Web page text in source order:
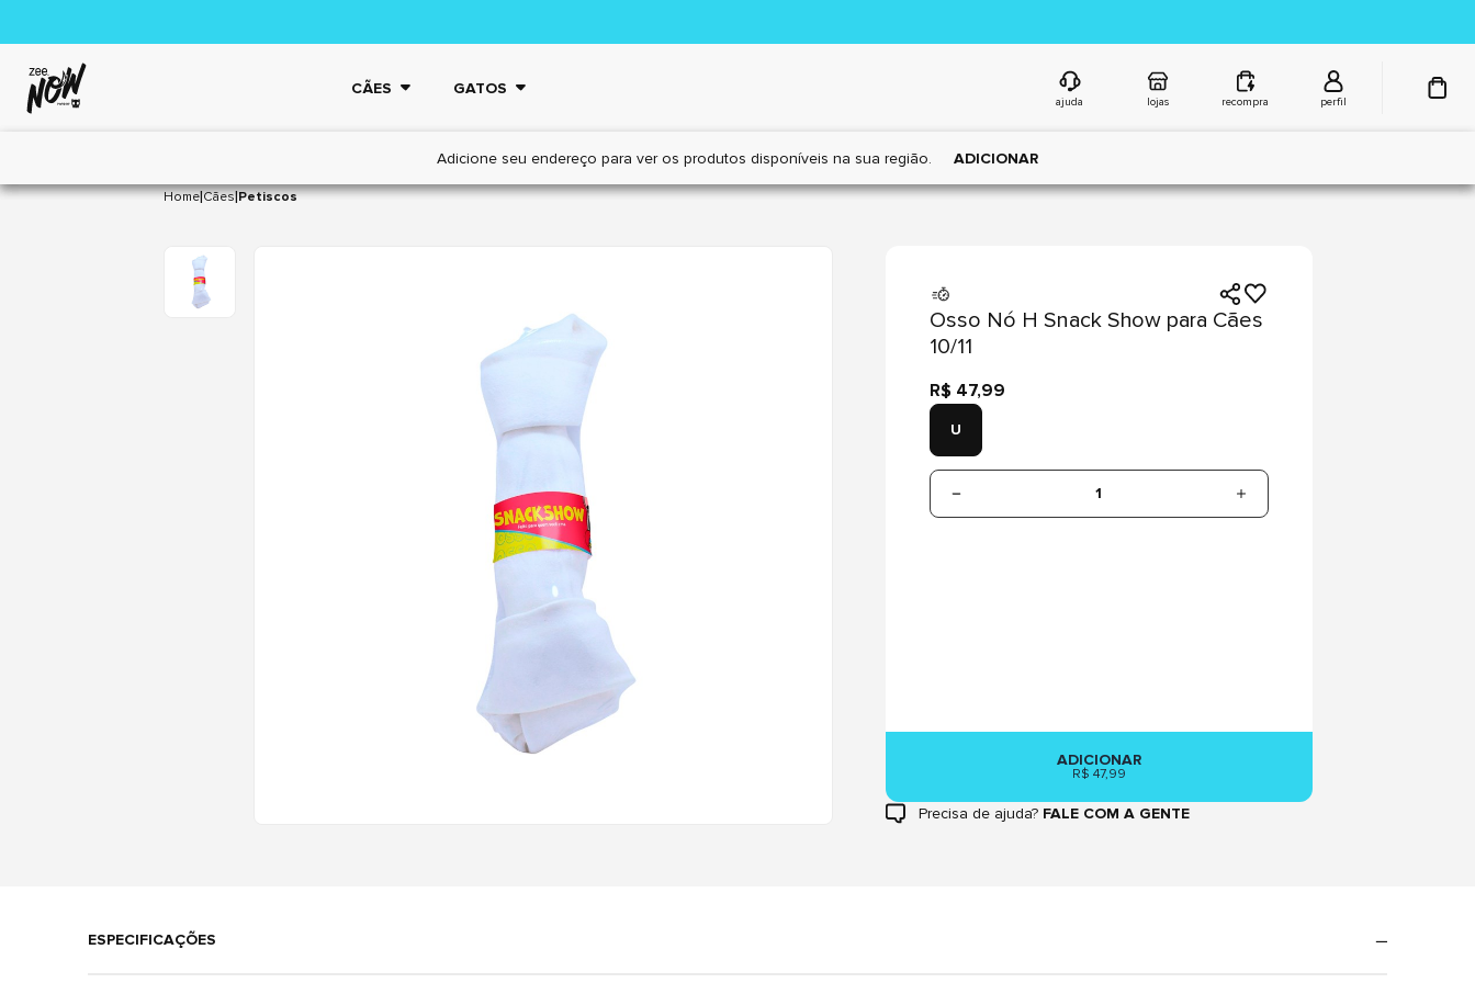
CÃES GATOS
ajuda lojas recompra perfil
Adicione seu endereço para ver os produtos disponíveis na sua região. ADICIONAR
Home|Cães|Petiscos
Osso Nó H Snack Show para Cães
10/11
R$ 47,99
U
1
ADICIONAR
R$ 47,99
Precisa de ajuda? FALE COM A GENTE
ESPECIFICAÇÕES